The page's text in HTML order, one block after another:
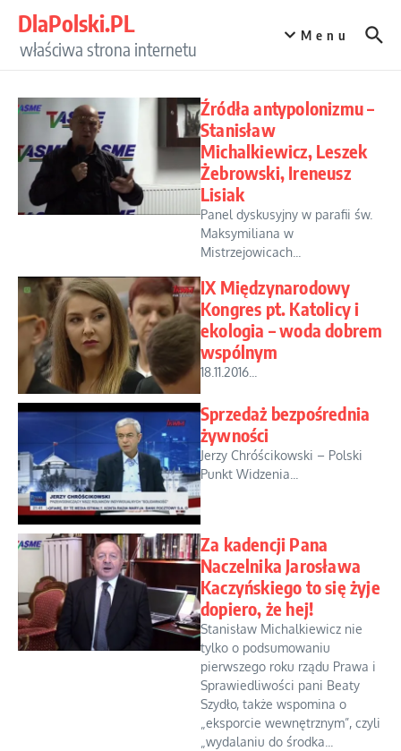
DlaPolski.PL
właściwa strona internetu
Menu
Źródła antypolonizmu –
Stanisław
Michalkiewicz, Leszek
Żebrowski, Ireneusz
Lisiak
Panel dyskusyjny w parafii św.
Maksymiliana w
Mistrzejowicach...
IX Międzynarodowy
Kongres pt. Katolicy i
ekologia – woda dobrem
wspólnym
18.11.2016...
Sprzedaż bezpośrednia
żywności
Jerzy Chróścikowski – Polski
Punkt Widzenia...
Za kadencji Pana
Naczelnika Jarosława
Kaczyńskiego to się żyje
dopiero, że hej!
Stanisław Michalkiewicz nie
tylko o podsumowaniu
pierwszego roku rządu Prawa i
Sprawiedliwości pani Beaty
Szydło, także wspomina o
„eksporcie wewnętrznym”, czyli
„wydalaniu do środka...